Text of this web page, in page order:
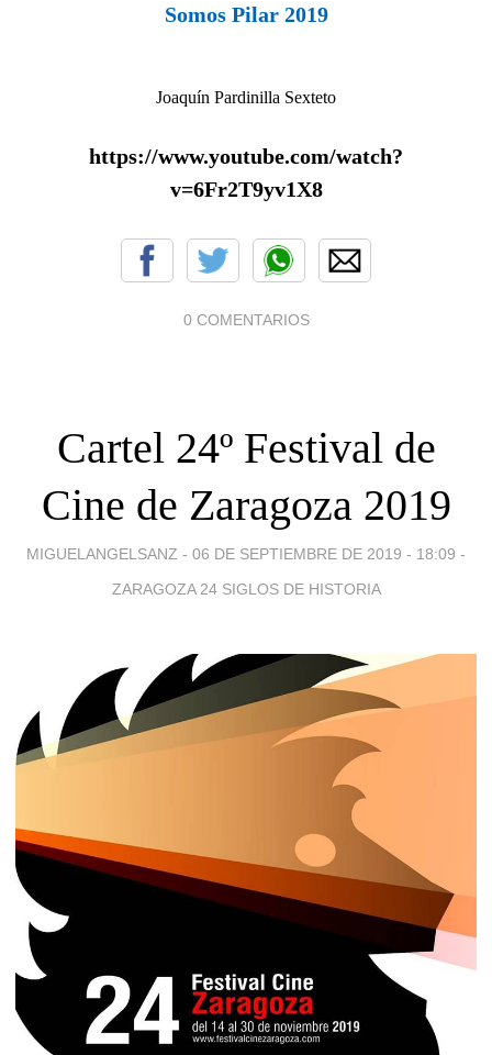
Somos Pilar 2019
Joaquín Pardinilla Sexteto
https://www.youtube.com/watch?
v=6Fr2T9yv1X8
0 COMENTARIOS
Cartel 24º Festival de
Cine de Zaragoza 2019
MIGUELANGELSANZ - 06 DE SEPTIEMBRE DE 2019 - 18:09 -
ZARAGOZA 24 SIGLOS DE HISTORIA